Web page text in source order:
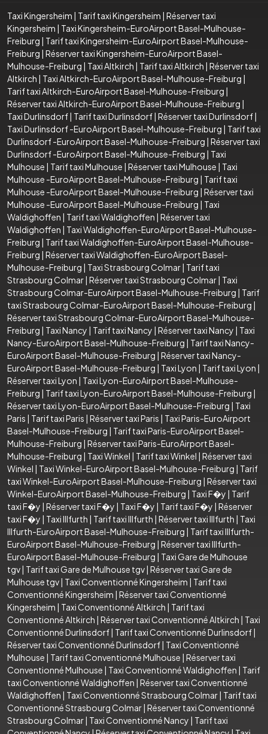
Taxi Kingersheim | Tarif taxi Kingersheim | Réserver taxi
Kingersheim | Taxi Kingersheim-EuroAirport Basel-Mulhouse-
Freiburg | Tarif taxi Kingersheim-EuroAirport Basel-Mulhouse-
Freiburg | Réserver taxi Kingersheim-EuroAirport Basel-
Mulhouse-Freiburg | Taxi Altkirch | Tarif taxi Altkirch | Réserver taxi
Altkirch | Taxi Altkirch-EuroAirport Basel-Mulhouse-Freiburg |
Tarif taxi Altkirch-EuroAirport Basel-Mulhouse-Freiburg |
Réserver taxi Altkirch-EuroAirport Basel-Mulhouse-Freiburg |
Taxi Durlinsdorf| Tarif taxi Durlinsdorf| Réserver taxi Durlinsdorf|
Taxi Durlinsdorf -EuroAirport Basel-Mulhouse-Freiburg | Tarif taxi
Durlinsdorf -EuroAirport Basel-Mulhouse-Freiburg | Réserver taxi
Durlinsdorf -EuroAirport Basel-Mulhouse-Freiburg | Taxi
Mulhouse | Tarif taxi Mulhouse | Réserver taxi Mulhouse | Taxi
Mulhouse -EuroAirport Basel-Mulhouse-Freiburg | Tarif taxi
Mulhouse -EuroAirport Basel-Mulhouse-Freiburg | Réserver taxi
Mulhouse -EuroAirport Basel-Mulhouse-Freiburg | Taxi
Waldighoffen | Tarif taxi Waldighoffen | Réserver taxi
Waldighoffen | Taxi Waldighoffen-EuroAirport Basel-Mulhouse-
Freiburg | Tarif taxi Waldighoffen-EuroAirport Basel-Mulhouse-
Freiburg | Réserver taxi Waldighoffen-EuroAirport Basel-
Mulhouse-Freiburg | Taxi Strasbourg Colmar| Tarif taxi
Strasbourg Colmar| Réserver taxi Strasbourg Colmar| Taxi
Strasbourg Colmar-EuroAirport Basel-Mulhouse-Freiburg | Tarif
taxi Strasbourg Colmar-EuroAirport Basel-Mulhouse-Freiburg |
Réserver taxi Strasbourg Colmar-EuroAirport Basel-Mulhouse-
Freiburg | Taxi Nancy | Tarif taxi Nancy | Réserver taxi Nancy | Taxi
Nancy-EuroAirport Basel-Mulhouse-Freiburg | Tarif taxi Nancy-
EuroAirport Basel-Mulhouse-Freiburg | Réserver taxi Nancy-
EuroAirport Basel-Mulhouse-Freiburg | Taxi Lyon | Tarif taxi Lyon |
Réserver taxi Lyon | Taxi Lyon-EuroAirport Basel-Mulhouse-
Freiburg | Tarif taxi Lyon-EuroAirport Basel-Mulhouse-Freiburg |
Réserver taxi Lyon-EuroAirport Basel-Mulhouse-Freiburg | Taxi
Paris | Tarif taxi Paris | Réserver taxi Paris | Taxi Paris-EuroAirport
Basel-Mulhouse-Freiburg | Tarif taxi Paris-EuroAirport Basel-
Mulhouse-Freiburg | Réserver taxi Paris-EuroAirport Basel-
Mulhouse-Freiburg | Taxi Winkel | Tarif taxi Winkel | Réserver taxi
Winkel | Taxi Winkel-EuroAirport Basel-Mulhouse-Freiburg | Tarif
taxi Winkel-EuroAirport Basel-Mulhouse-Freiburg | Réserver taxi
Winkel-EuroAirport Basel-Mulhouse-Freiburg | Taxi F�y | Tarif
taxi F�y | Réserver taxi F�y | Taxi F�y | Tarif taxi F�y | Réserver
taxi F�y | Taxi Illfurth | Tarif taxi Illfurth | Réserver taxi Illfurth | Taxi
Illfurth-EuroAirport Basel-Mulhouse-Freiburg | Tarif taxi Illfurth-
EuroAirport Basel-Mulhouse-Freiburg | Réserver taxi Illfurth-
EuroAirport Basel-Mulhouse-Freiburg | Taxi Gare de Mulhouse
tgv| Tarif taxi Gare de Mulhouse tgv| Réserver taxi Gare de
Mulhouse tgv| Taxi Conventionné Kingersheim | Tarif taxi
Conventionné Kingersheim | Réserver taxi Conventionné
Kingersheim | Taxi Conventionné Altkirch | Tarif taxi
Conventionné Altkirch | Réserver taxi Conventionné Altkirch | Taxi
Conventionné Durlinsdorf| Tarif taxi Conventionné Durlinsdorf|
Réserver taxi Conventionné Durlinsdorf| Taxi Conventionné
Mulhouse | Tarif taxi Conventionné Mulhouse | Réserver taxi
Conventionné Mulhouse | Taxi Conventionné Waldighoffen | Tarif
taxi Conventionné Waldighoffen | Réserver taxi Conventionné
Waldighoffen | Taxi Conventionné Strasbourg Colmar| Tarif taxi
Conventionné Strasbourg Colmar| Réserver taxi Conventionné
Strasbourg Colmar| Taxi Conventionné Nancy | Tarif taxi